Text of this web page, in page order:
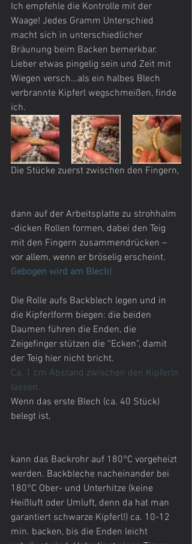
Ich empfehle die Kontrolle mit der
Waage! Jedes Gramm Unterschied
macht sich in unterschiedlicher
Bräunung beim Backen bemerkbar.
Lieber etwas pingelig sein und Zeit mit
Wiegen versch…als ein halbes Blech
verbrannte Kipferl wegschmeißen, finde
ich.
Die Stücke zuerst zwischen den Fingern,
dann auf der Arbeitsplatte zu strohhalm
-dicken Rollen formen, dabei den Teig
mit den Fingern zusammendrücken –
vor allem, wenn er bröselig erscheint.
Gebogen wird am Blech!
Die Rolle aufs Backblech legen und in
die Kipferlform biegen: die beiden
Daumen führen die Enden, die
Zeigefinger stützen die “Ecken”, damit
der Teig hier nicht bricht.
Ca. 1 cm Abstand zwischen den Kipferln
lassen.
Wenn das erste Blech (ca. 40 Stück)
belegt ist,
kann das Backrohr auf 180°C vorgeheizt
werden. Backbleche nacheinander bei
180°C Ober- und Unterhitze (keine
Heißluft oder Umluft, denn da hat man
garantiert schwarze Kipferl!) ca. 10-12
min. backen, bis die Enden leicht